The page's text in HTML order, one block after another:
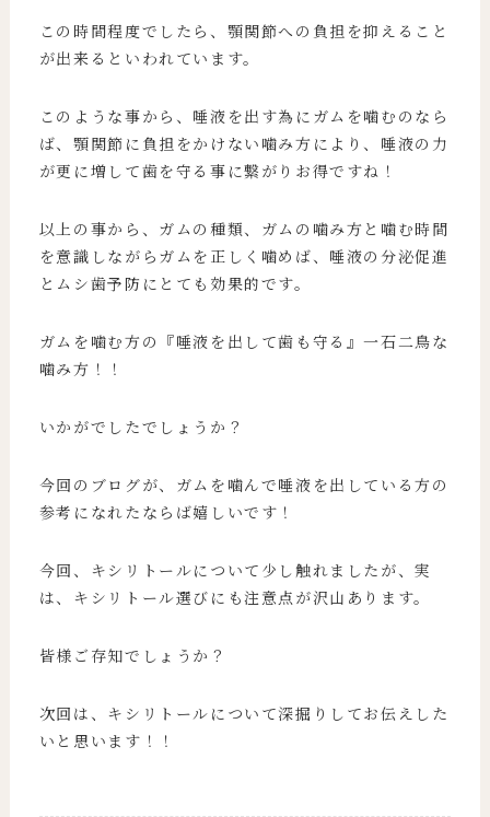
この時間程度でしたら、顎関節への負担を抑えること
が出来るといわれています。
このような事から、唾液を出す為にガムを噛むのなら
ば、顎関節に負担をかけない噛み方により、唾液の力
が更に増して歯を守る事に繋がりお得ですね！
以上の事から、ガムの種類、ガムの噛み方と噛む時間
を意識しながらガムを正しく噛めば、唾液の分泌促進
とムシ歯予防にとても効果的です。
ガムを噛む方の『唾液を出して歯も守る』一石二鳥な
噛み方！！
いかがでしたでしょうか？
今回のブログが、ガムを噛んで唾液を出している方の
参考になれたならば嬉しいです！
今回、キシリトールについて少し触れましたが、実
は、キシリトール選びにも注意点が沢山あります。
皆様ご存知でしょうか？
次回は、キシリトールについて深掘りしてお伝えした
いと思います！！